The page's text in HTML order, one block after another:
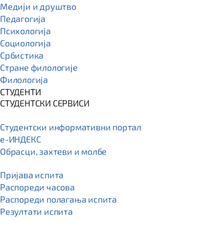
Медији и друштво
Педагогија
Психологија
Социологија
Србистика
Стране филологије
Филологија
СТУДЕНТИ
СТУДЕНТСКИ СЕРВИСИ
Студентски информативни портал
e-ИНДЕКС
Обрасци, захтеви и молбе
Пријава испита
Распореди часова
Распореди полагања испита
Резултати испита